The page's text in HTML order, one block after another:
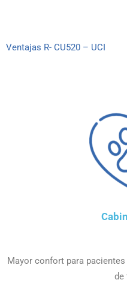
Ventajas R- CU520 – UCI
Mayor confort para
de